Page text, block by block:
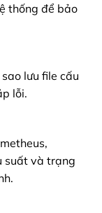
thống để bảo
lưu file cấu
lỗi.
suất và trạng